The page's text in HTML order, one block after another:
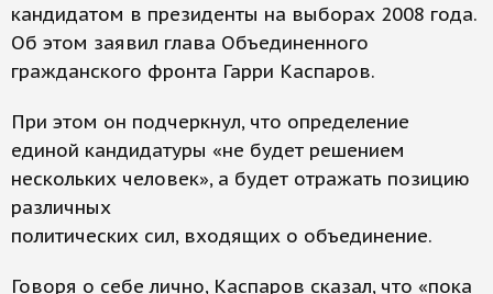
кандидатом в президенты на выборах 2008 года.
Об этом заявил глава Объединенного
гражданского фронта Гарри Каспаров.
При этом он подчеркнул, что определение
единой кандидатуры «не будет решением
нескольких человек», а будет отражать позицию
различных
политических сил, входящих о объединение.
Говоря о себе лично, Каспаров сказал, что «пока